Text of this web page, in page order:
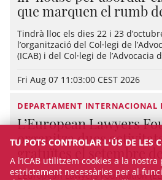
que marquen el rumb
Tindrà lloc els dies 22 i 23
l’organització del Col·legi de
(ICAB) i del Col·legi de l’Advocacia
Fri Aug 07 11:03:00 CEST 2026
DEPARTAMENT INTERNACIONAL
L’European Lawyers
organitza dues
gratuïtes el setembre de
L’European Lawyers Foundation
TU POTS CONTROLAR L'ÚS DE LES
A l’ICAB utilitzem cookies a la
estrictament necessàries per al